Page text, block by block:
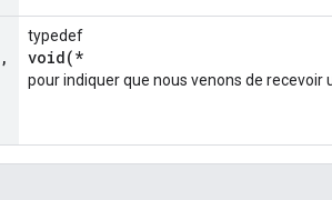
,
typedef
void(*
pour indiquer que nous venons de